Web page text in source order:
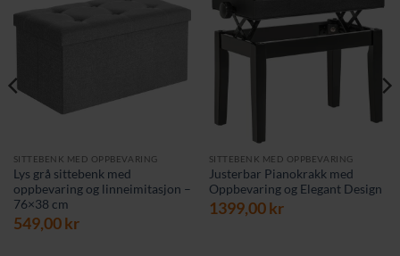
SITTEBENK MED OPPBEVARING
Lys grå sittebenk med
oppbevaring og linneimitasjon –
76×38 cm
549,00kr
SITTEBENK MED OPPBEVARING
Justerbar Pianokrakk med
Oppbevaring og Elegant Design
1399,00kr